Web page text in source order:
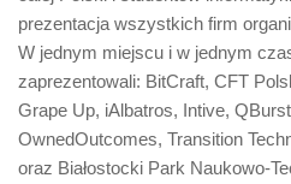
prezentacja wszystkich firm
W jednym miejscu i w jednym
zaprezentowali: BitCraft, CFT
Grape Up, iAlbatros, Intive,
OwnedOutcomes, Transition
oraz Białostocki Park Naukowo-